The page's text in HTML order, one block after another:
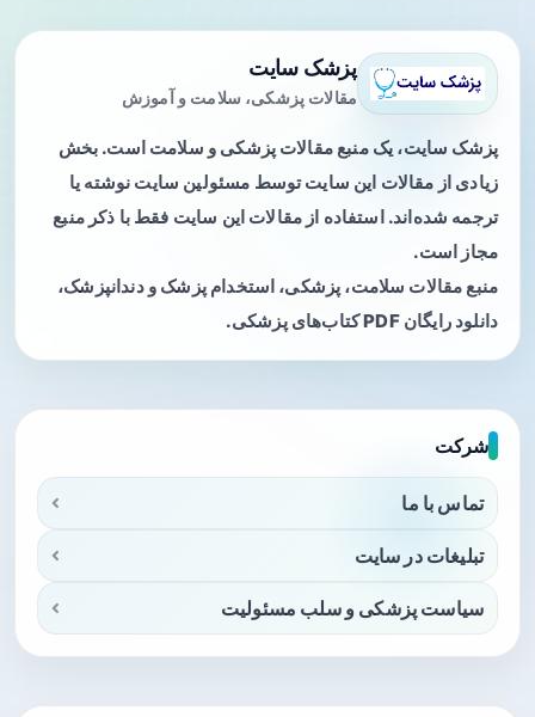
پزشک سایت
مقالات پزشکی، سلامت و آموزش
پزشک سایت، یک منبع مقالات پزشکی و سلامت است. بخش
زیادی از مقالات این سایت توسط مسئولین سایت نوشته یا
ترجمه شده‌اند. استفاده از مقالات این سایت فقط با ذکر منبع
مجاز است.
منبع مقالات سلامت، پزشکی، استخدام پزشک و دندانپزشک،
دانلود رایگان PDF کتاب‌های پزشکی.
شرکت
تماس با ما
تبلیغات در سایت
سیاست پزشکی و سلب مسئولیت